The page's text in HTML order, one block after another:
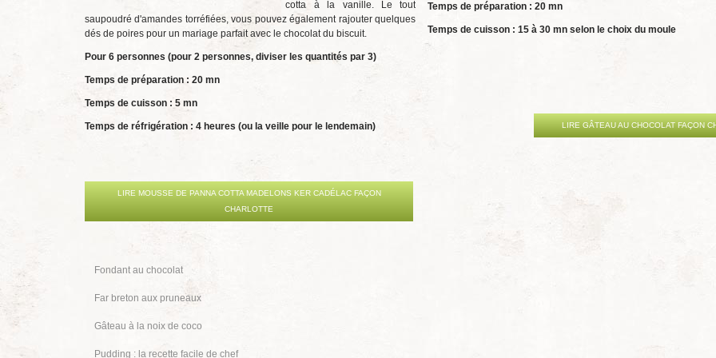
cotta à la vanille. Le tout
saupoudré d'amandes torréfiées, vous pouvez également rajouter quelques
dés de poires pour un mariage parfait avec le chocolat du biscuit.
Pour 6 personnes (pour 2 personnes, diviser les quantités par 3)
Temps de préparation : 20 mn
Temps de cuisson : 5 mn
Temps de réfrigération : 4 heures (ou la veille pour le lendemain)
LIRE MOUSSE DE PANNA COTTA MADELONS KER CADÉLAC FAÇON
CHARLOTTE
Temps de préparation : 20 mn
Temps de cuisson : 15 à 30 mn selon le choix du moule
LIRE GÂTEAU AU CHOCOLAT FAÇON
Fondant au chocolat
Far breton aux pruneaux
Gâteau à la noix de coco
Pudding : la recette facile de chef